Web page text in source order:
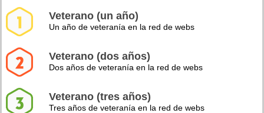
Veterano (un año)
Un año de veteranía en la red de webs
Veterano (dos años)
Dos años de veteranía en la red de webs
Veterano (tres años)
Tres años de veteranía en la red de webs